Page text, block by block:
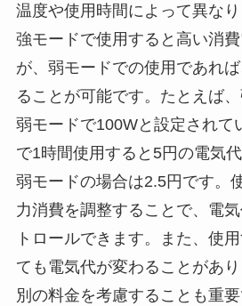
温度や使用時間によって異なり
強モードで使用すると高い消
が、弱モードでの使用であれ
ることが可能です。たとえば、
弱モードで100Wと設定されて
で1時間使用すると5円の電気
弱モードの場合は2.5円です。
力消費を調整することで、電
トロールできます。また、使
ても電気代が変わることがあ
別の料金を考慮することも重要